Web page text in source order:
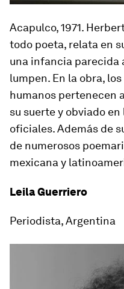
Acapulco, 1971.
todo poeta, relata en
una infancia parecida
lumpen. En la obra,
humanos pertenecen
su suerte y obviado
oficiales. Además de
de numerosos
mexicana y
Leila Guerriero
Periodista, Argentina